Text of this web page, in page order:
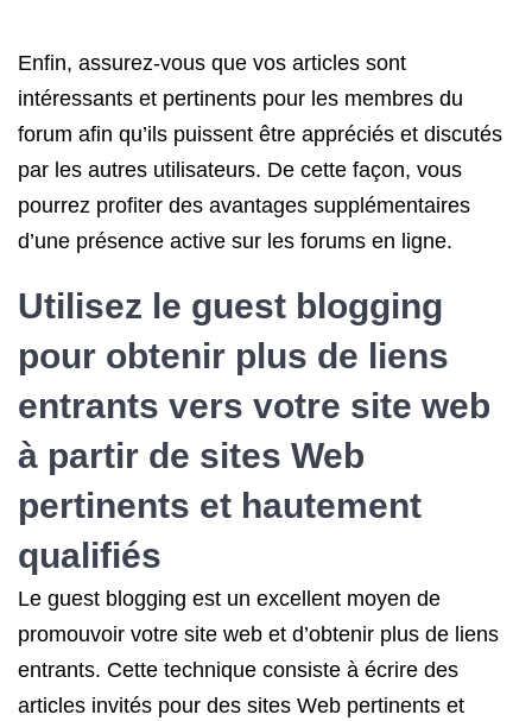
Enfin, assurez-vous que vos articles sont
intéressants et pertinents pour les membres du
forum afin qu’ils puissent être appréciés et discutés
par les autres utilisateurs. De cette façon, vous
pourrez profiter des avantages supplémentaires
d’une présence active sur les forums en ligne.
Utilisez le guest blogging
pour obtenir plus de liens
entrants vers votre site web
à partir de sites Web
pertinents et hautement
qualifiés
Le guest blogging est un excellent moyen de
promouvoir votre site web et d’obtenir plus de liens
entrants. Cette technique consiste à écrire des
articles invités pour des sites Web pertinents et